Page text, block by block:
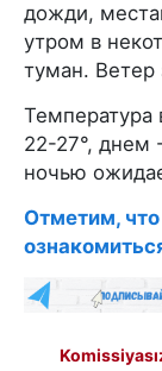
дожди,
утром в
туман.
Температура
22-27°, днем
ночью
Отметим,